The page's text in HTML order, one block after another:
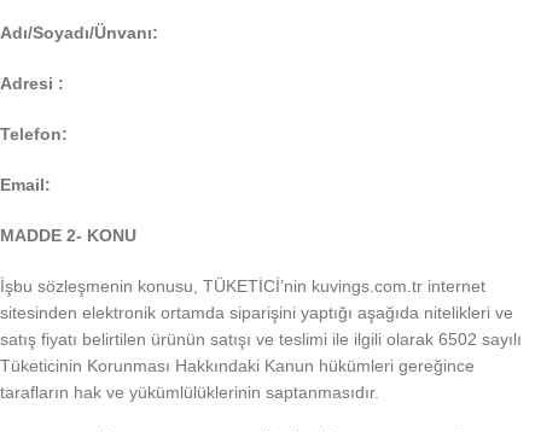
Adı/Soyadı/Ünvanı:
Adresi :
Telefon:
Email:
MADDE 2- KONU
İşbu sözleşmenin konusu, TÜKETİCİ’nin kuvings.com.tr internet
sitesinden elektronik ortamda siparişini yaptığı aşağıda nitelikleri ve
satış fiyatı belirtilen ürünün satışı ve teslimi ile ilgili olarak 6502 sayılı
Tüketicinin Korunması Hakkındaki Kanun hükümleri gereğince
tarafların hak ve yükümlülüklerinin saptanmasıdır.